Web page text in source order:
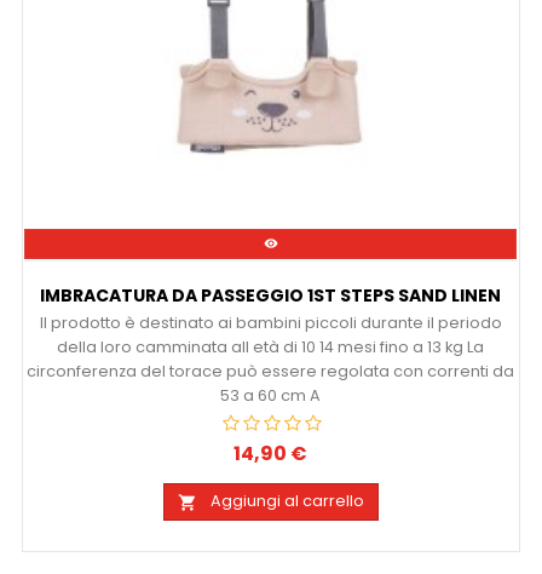

IMBRACATURA DA PASSEGGIO 1ST STEPS SAND LINEN
Il prodotto è destinato ai bambini piccoli durante il periodo
della loro camminata all età di 10 14 mesi fino a 13 kg La
circonferenza del torace può essere regolata con correnti da
53 a 60 cm A
Prezzo
14,90 €
 Aggiungi al carrello